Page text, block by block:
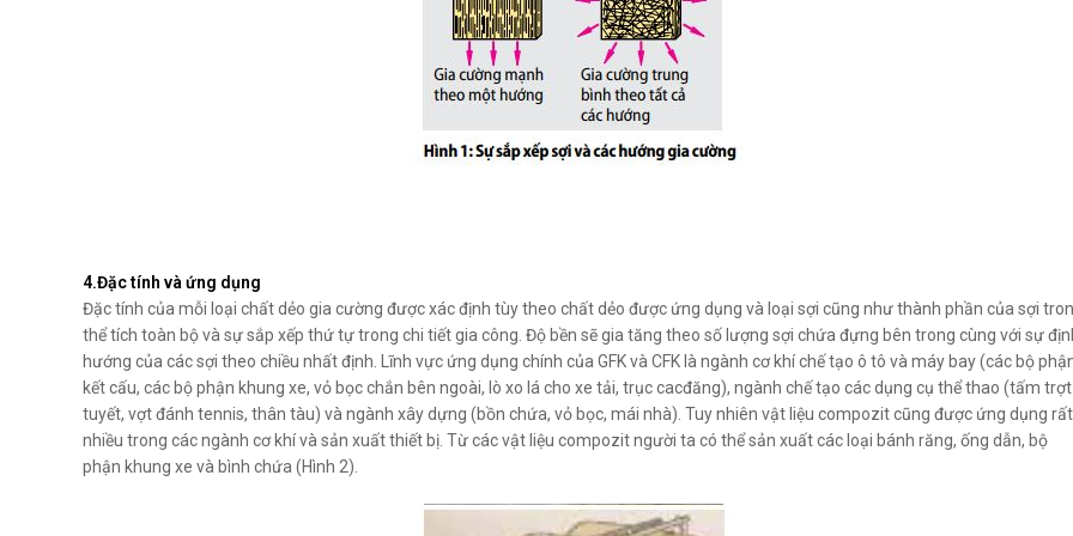
4.Đặc tính và ứng dụng
Đặc tính của mỗi loại chất dẻo gia cường được xác định tùy theo chất dẻo được ứng dụng và loại sợi cũng như thành phần của sợi
thể tích toàn bộ và sự sắp xếp thứ tự trong chi tiết gia công. Độ bền sẽ gia tăng theo số lượng sợi chứa đựng bên trong cùng với sự
hướng của các sợi theo chiều nhất định. Lĩnh vực ứng dụng chính của GFK và CFK là ngành cơ khí chế tạo ô tô và máy bay (các bộ
kết cấu, các bộ phận khung xe, vỏ bọc chắn bên ngoài, lò xo lá cho xe tải, trục cacđăng), ngành chế tạo các dụng cụ thể thao (tấm trợt
tuyết, vợt đánh tennis, thân tàu) và ngành xây dựng (bồn chứa, vỏ bọc, mái nhà). Tuy nhiên vật liệu compozit cũng được ứng dụng rất
nhiều trong các ngành cơ khí và sản xuất thiết bị. Từ các vật liệu compozit người ta có thể sản xuất các loại bánh răng, ống dẫn, bộ
phận khung xe và bình chứa (Hình 2).